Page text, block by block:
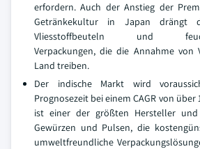
erfordern. Auch der Anstieg der
Getränkekultur in Japan drängt
Vliesstoffbeuteln und
Verpackungen, die die Annahme von
Land treiben.
Der indische Markt wird
Prognosezeit bei einem CAGR von über
ist einer der größten Hersteller und
Gewürzen und Pulsen, die
umweltfreundliche